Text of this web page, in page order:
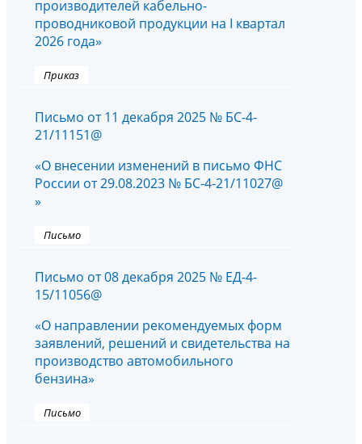
производителей кабельно-
проводниковой продукции на I квартал
2026 года»
Приказ
Письмо от 11 декабря 2025 № БС-4-
21/11151@
«О внесении изменений в письмо ФНС
России от 29.08.2023 № БС-4-21/11027@
»
Письмо
Письмо от 08 декабря 2025 № ЕД-4-
15/11056@
«О направлении рекомендуемых форм
заявлений, решений и свидетельства на
производство автомобильного
бензина»
Письмо